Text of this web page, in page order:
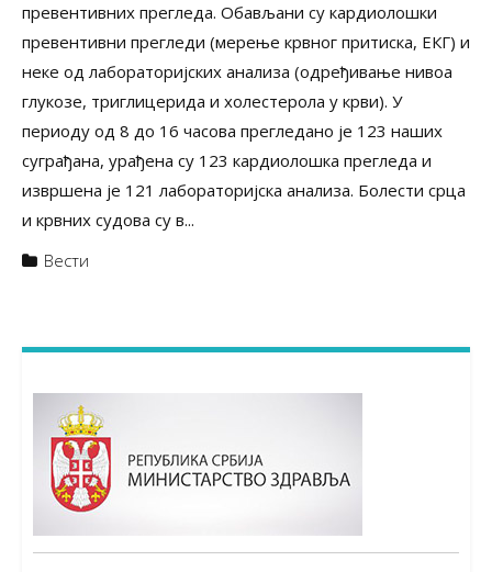
превентивних прегледа. Обављани су кардиолошки
превентивни прегледи (мерење крвног притиска, ЕКГ) и
неке од лабораторијских анализа (одређивање нивоа
глукозе, триглицерида и холестерола у крви). У
периоду од 8 до 16 часова прегледано је 123 наших
суграђана, урађена су 123 кардиолошка прегледа и
извршена је 121 лабораторијска анализа. Болести срца
и крвних судова су в...
Вести